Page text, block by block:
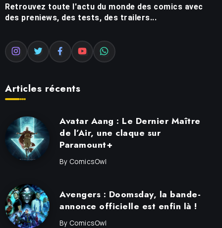
Retrouvez toute l'actu du monde des comics avec
des preniews, des tests, des trailers...
Articles récents
Avatar Aang : Le Dernier Maître
de l’Air, une claque sur
Paramount+
By ComicsOwl
Avengers : Doomsday, la bande-
annonce officielle est enfin là !
By ComicsOwl